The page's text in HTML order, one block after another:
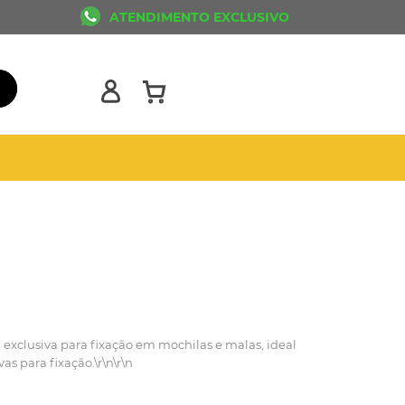
ATENDIMENTO EXCLUSIVO
para fixação em mochilas e malas, ideal
para fixação.\r\n\r\n